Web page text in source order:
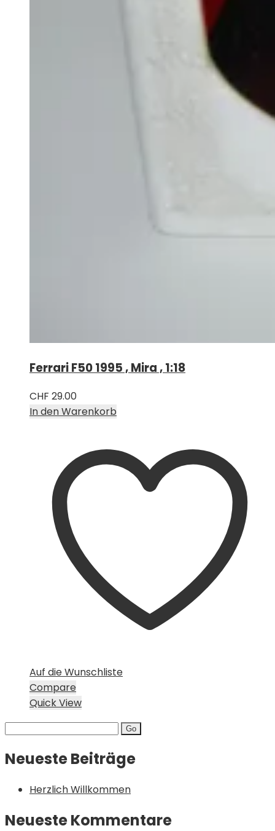
Ferrari F50 1995 , Mira , 1:18
CHF 29.00
In den Warenkorb
Auf die Wunschliste
Compare
Quick View
Search
Neueste Beiträge
Herzlich Willkommen
Neueste Kommentare